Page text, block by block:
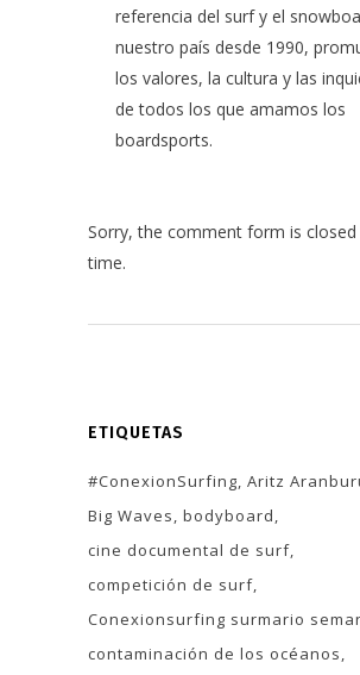
referencia del surf y el
nuestro país desde 1990,
los valores, la cultura y las
de todos los que amamos los
boardsports.
Sorry, the comment form is
time.
ETIQUETAS
#ConexionSurfing Aritz
Big Waves bodyboard
cine documental de surf
competición de surf
Conexionsurfing surmario
contaminación de los océanos